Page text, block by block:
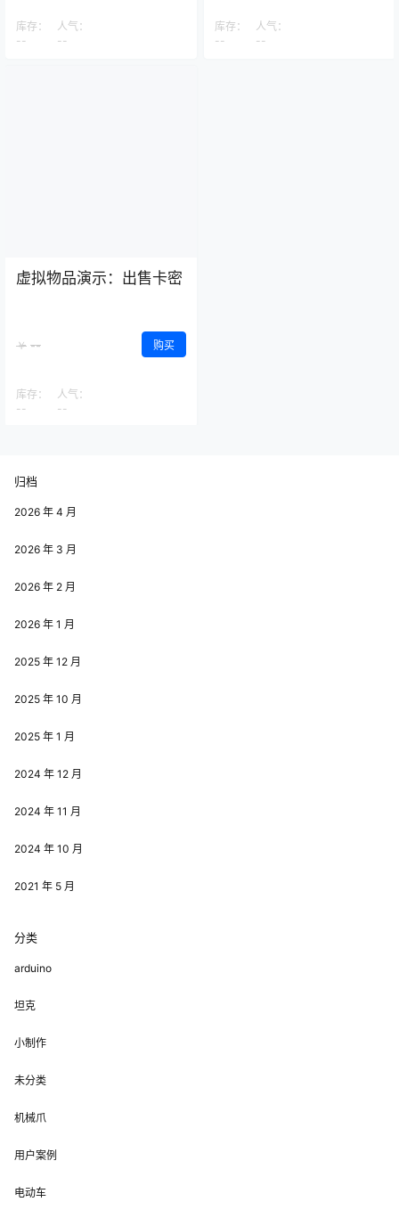
库存：
--
人气：
--
库存：
--
人气：
--
虚拟物品演示：出售卡密
￥ -- 购买
库存：
--
人气：
--
归档
2026 年 4 月
2026 年 3 月
2026 年 2 月
2026 年 1 月
2025 年 12 月
2025 年 10 月
2025 年 1 月
2024 年 12 月
2024 年 11 月
2024 年 10 月
2021 年 5 月
分类
arduino
坦克
小制作
未分类
机械爪
用户案例
电动车